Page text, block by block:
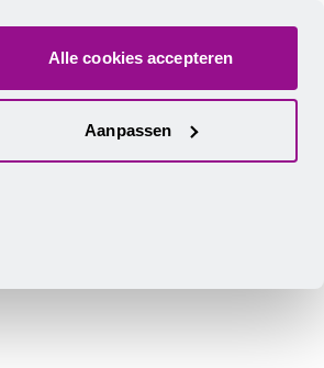
Alle cookies accepteren
Aanpassen
Zoeken